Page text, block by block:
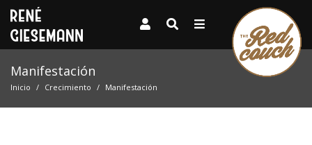
Manifestación
Inicio Crecimiento Manifestación